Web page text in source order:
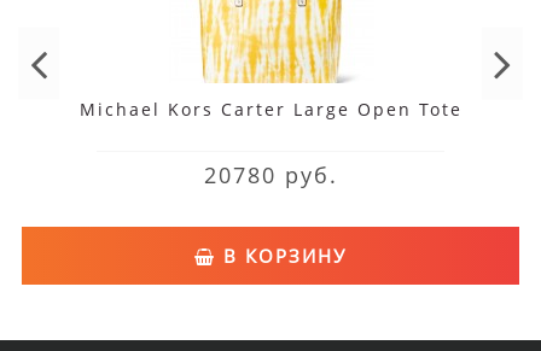
Michael Kors Carter Large Open Tote
20780 руб.
В КОРЗИНУ